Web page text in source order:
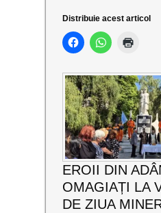
Distribuie acest articol
EROII DIN
OMAGIAȚI LA
DE ZIUA